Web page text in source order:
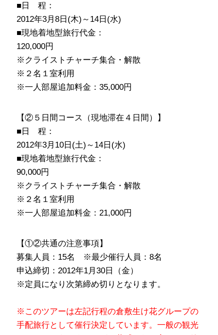
■日 程：
2012年3月8日(木)～14日(水)
■現地着地型旅行代金：
120,000円
※クライストチャーチ集合・解散
※２名１室利用
※一人部屋追加料金：35,000円
【②５日間コース（現地滞在４日間）】
■日 程：
2012年3月10日(土)～14日(水)
■現地着地型旅行代金：
90,000円
※クライストチャーチ集合・解散
※２名１室利用
※一人部屋追加料金：21,000円
【①②共通の注意事項】
募集人員：15名 ※最少催行人員：8名
申込締切：2012年1月30日（金）
※定員になり次第締め切りとなります。
※このツアーは左記行程の倉敷生け花グループの
手配旅行として催行決定しています。一般の観光